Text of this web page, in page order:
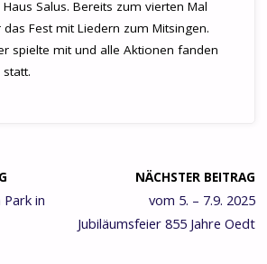
Salus. Bereits zum vierten Mal
Fest mit Liedern zum Mitsingen.
spielte mit und alle Aktionen fanden
in
NÄCHSTER BEITRAG
vom 5. – 7.9. 2025
Jubiläumsfeier 855 Jahre Oedt